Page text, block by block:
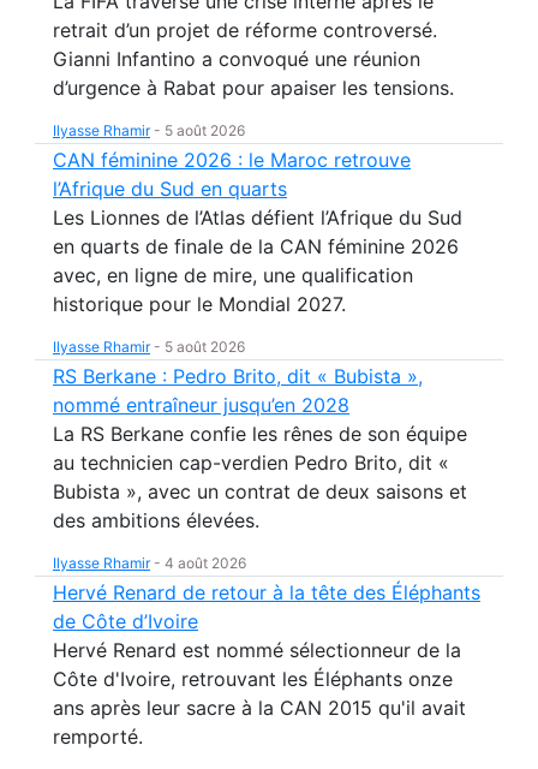
retrait d’un projet de réforme controversé.
Gianni Infantino a convoqué une réunion
d’urgence à Rabat pour apaiser les tensions.
Ilyasse Rhamir- 5 août 2026
CAN féminine 2026 : le Maroc retrouve
l’Afrique du Sud en quarts
Les Lionnes de l’Atlas défient l’Afrique du Sud
en quarts de finale de la CAN féminine 2026
avec, en ligne de mire, une qualification
historique pour le Mondial 2027.
Ilyasse Rhamir- 5 août 2026
RS Berkane : Pedro Brito, dit « Bubista »,
nommé entraîneur jusqu’en 2028
La RS Berkane confie les rênes de son équipe
au technicien cap-verdien Pedro Brito, dit «
Bubista », avec un contrat de deux saisons et
des ambitions élevées.
Ilyasse Rhamir- 4 août 2026
Hervé Renard de retour à la tête des Éléphants
de Côte d’Ivoire
Hervé Renard est nommé sélectionneur de la
Côte d'Ivoire, retrouvant les Éléphants onze
ans après leur sacre à la CAN 2015 qu'il avait
remporté.